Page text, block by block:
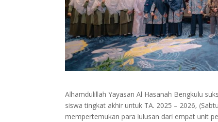
Alhamdulillah Yayasan Al Hasanah Bengkulu
siswa tingkat akhir untuk TA. 2025 – 2026,
mempertemukan para lulusan dari empat unit